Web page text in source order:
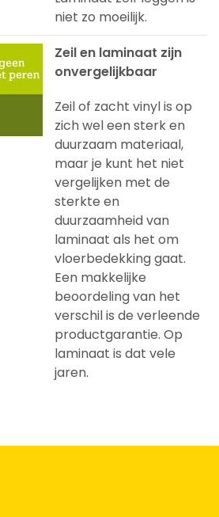
niet zo moeilijk.
Zeil en laminaat zijn
onvergelijkbaar
Zeil of zacht vinyl is op
zich wel een sterk en
duurzaam materiaal,
maar je kunt het niet
vergelijken met de
sterkte en
duurzaamheid van
laminaat als het om
vloerbedekking gaat.
Een makkelijke
beoordeling van het
verschil is de verleende
productgarantie. Op
laminaat is dat vele
jaren.